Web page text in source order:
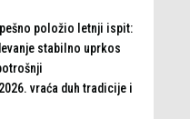
položio letnji ispit:
stabilno uprkos
vraća duh tradicije i